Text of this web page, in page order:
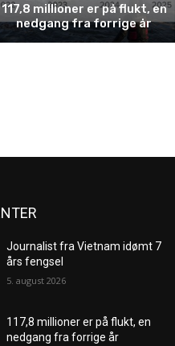
117,8 millioner er på flukt, en
nedgang fra forrige år
Journalist fra Vietnam idømt 7
års fengsel
5. august 2026
117,8 millioner er på flukt, en
nedgang fra forrige år